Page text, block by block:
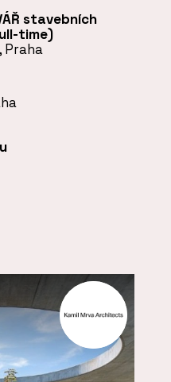
stavebních
time)
Praha